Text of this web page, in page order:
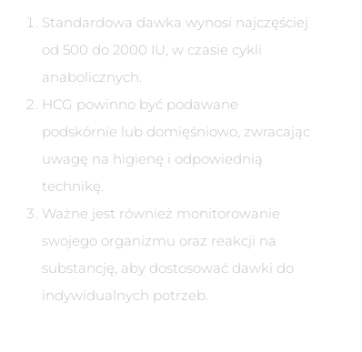
Standardowa dawka wynosi najczęściej
od 500 do 2000 IU, w czasie cykli
anabolicznych.
HCG powinno być podawane
podskórnie lub domięśniowo, zwracając
uwagę na higienę i odpowiednią
technikę.
Ważne jest również monitorowanie
swojego organizmu oraz reakcji na
substancję, aby dostosować dawki do
indywidualnych potrzeb.